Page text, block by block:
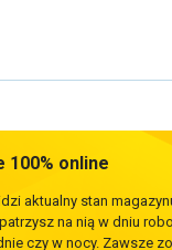
100% online
aktualny stan
na nią w dniu
czy w nocy. Zawsze